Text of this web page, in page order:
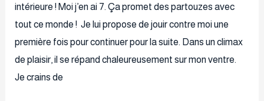
intérieure ! Moi j’en ai 7. Ça promet des partouzes avec
tout ce monde ! Je lui propose de jouir contre moi une
première fois pour continuer pour la suite. Dans un climax
de plaisir, il se répand chaleureusement sur mon ventre.
Je crains de